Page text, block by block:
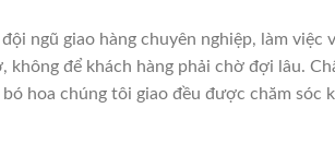
ngũ giao hàng chuyên nghiệp, làm việc
không để khách hàng phải chờ đợi lâu.
hoa chúng tôi giao đều được chăm sóc